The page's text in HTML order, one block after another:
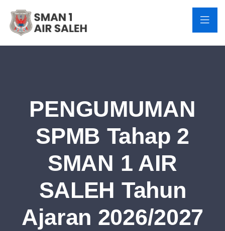
PENGUMUMAN
SPMB Tahap 2
SMAN 1 AIR
SALEH Tahun
Ajaran 2026/2027